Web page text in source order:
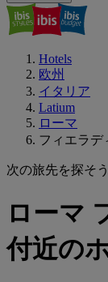
Hotels
欧州
イタリア
Latium
ローマ
フィエラデ
次の旅先を探そう
ローマ
付近の